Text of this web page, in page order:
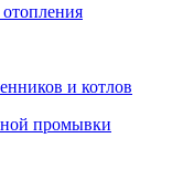
и котлов
промывки